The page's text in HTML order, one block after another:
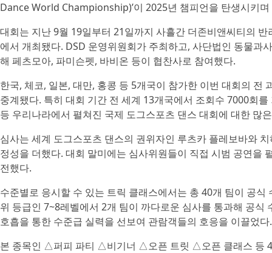
Dance World Championship)’이 2025년 챔피언을 탄생시키
대회는 지난 9월 19일부터 21일까지 사흘간 더존비앤씨티의
에서 개최됐다. DSD 운영위원회가 주최하고, 사단법인 동물과
해 페츠모아, 파미슨펫, 바비온 등이 협찬사로 참여했다.
한국, 체코, 일본, 대만, 홍콩 등 5개국이 참가한 이번 대회의 전
중계됐다. 특히 대회 기간 전 세계 13개국에서 조회수 7000회
등 우리나라에서 펼쳐진 국제 도그스포츠 댄스 대회에 대한 많
심사는 세계 도그스포츠 댄스의 권위자인 루츠카 플레보바와
정성을 더했다. 대회 말미에는 심사위원들이 직접 시범 공연을
전했다.
수준별로 응시할 수 있는 트릭 클래스에서는 총 40개 팀이 공
위 등급인 7~8레벨에서 2개 팀이 까다로운 심사를 통과해 공식
호흡을 통한 수준급 실력을 선보여 관람객들의 호응을 이끌었다.
본 종목인 △퍼피 파티 △비기너 △오픈 트릿 △오픈 클래스 등